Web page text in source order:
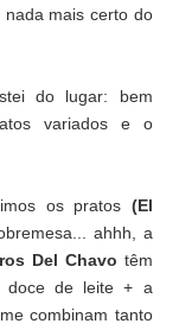
mais certo do
do lugar: bem
variados e o
os pratos (El
ahhh, a
Del Chavo têm
doce de leite + a
combinam tanto